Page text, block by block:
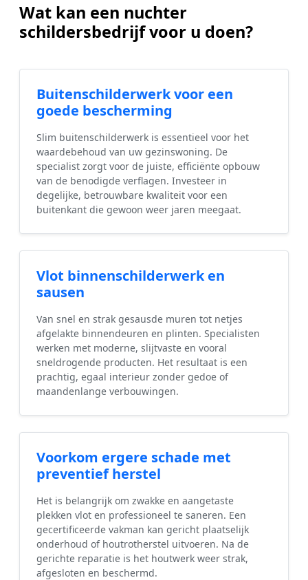
Wat kan een nuchter
schildersbedrijf voor u doen?
Buitenschilderwerk voor een
goede bescherming
Slim buitenschilderwerk is essentieel voor het
waardebehoud van uw gezinswoning. De
specialist zorgt voor de juiste, efficiënte opbouw
van de benodigde verflagen. Investeer in
degelijke, betrouwbare kwaliteit voor een
buitenkant die gewoon weer jaren meegaat.
Vlot binnenschilderwerk en
sausen
Van snel en strak gesausde muren tot netjes
afgelakte binnendeuren en plinten. Specialisten
werken met moderne, slijtvaste en vooral
sneldrogende producten. Het resultaat is een
prachtig, egaal interieur zonder gedoe of
maandenlange verbouwingen.
Voorkom ergere schade met
preventief herstel
Het is belangrijk om zwakke en aangetaste
plekken vlot en professioneel te saneren. Een
gecertificeerde vakman kan gericht plaatselijk
onderhoud of houtrotherstel uitvoeren. Na de
gerichte reparatie is het houtwerk weer strak,
afgesloten en beschermd.